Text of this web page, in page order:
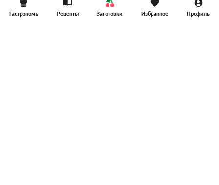
Гастрономъ Рецепты Заготовки Избранное Профиль